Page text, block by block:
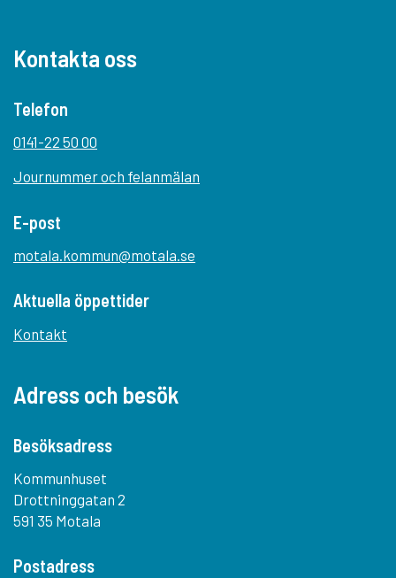
Kontakta oss
Telefon
0141-22 50 00
Journummer och felanmälan
E-post
motala.kommun@motala.se
Aktuella öppettider
Kontakt
Adress och besök
Besöksadress
Kommunhuset
Drottninggatan 2
591 35 Motala
Postadress